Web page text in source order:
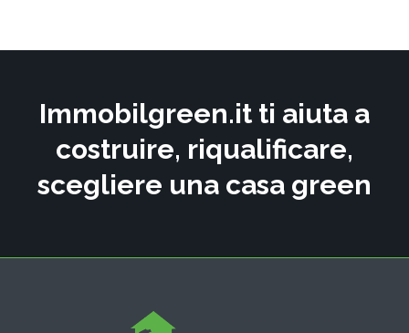
Immobilgreen.it ti aiuta a
costruire, riqualificare,
scegliere una casa green